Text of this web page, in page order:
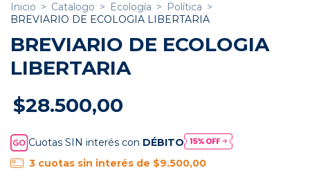
Inicio > Catalogo > Ecología > Política >
BREVIARIO DE ECOLOGIA LIBERTARIA
BREVIARIO DE ECOLOGIA
LIBERTARIA
$28.500,00
Cuotas SIN interés con DÉBITO
3 cuotas sin interés de $9.500,00